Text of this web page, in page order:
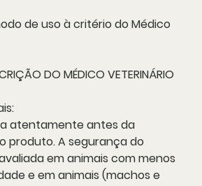
de uso à critério do Médico
DO MÉDICO VETERINÁRIO
atentamente antes da
produto. A segurança do
em animais com menos
e em animais (machos e